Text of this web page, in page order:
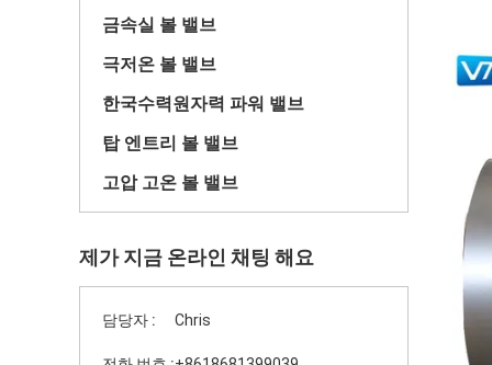
금속실 볼 밸브
극저온 볼 밸브
한국수력원자력 파워 밸브
탑 엔트리 볼 밸브
고압 고온 볼 밸브
제가 지금 온라인 채팅 해요
담당자 : Chris